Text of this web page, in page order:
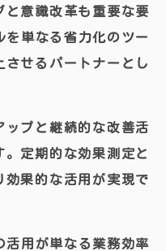
と意識改革も重要な要
単なる省力化のツー
せるパートナーとし
ップと継続的な改善活
定期的な効果測定と
果的な活用が実現で
活用が単なる業務効率